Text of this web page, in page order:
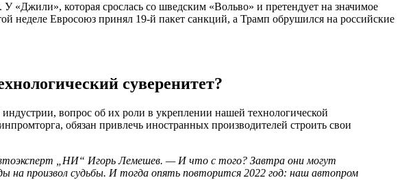
«Джили», которая срослась со шведским «Вольво» и претендует на значимое
неделе Евросоюз принял 19-й пакет санкций, а Трамп обрушился на российские
суверенитет?
вопрос об их роли в укреплении нашей технологической
обязан привлечь иностранных производителей строить свои
„НИ“ Игорь Лемешев. — И что с того? Завтра они могут
на произвол судьбы. И тогда опять повторится 2022 год: наш автопром